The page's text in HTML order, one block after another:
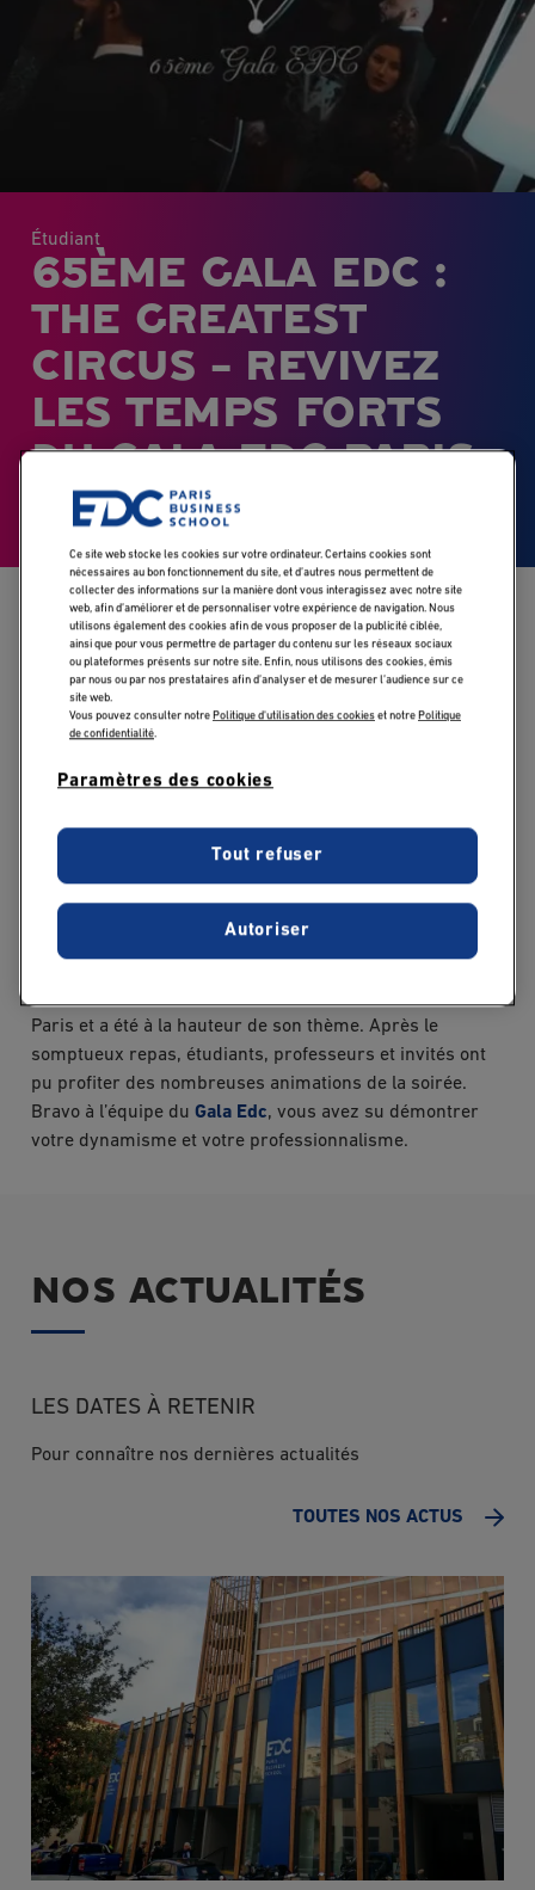
Étudiant
65ÈME GALA EDC :
THE GREATEST
CIRCUS – REVIVEZ
LES TEMPS FORTS
DU GALA EDC PARIS
BUSINESS SCHOOL.
Accueil Nos actualités 65ÈME GALA EDC : THE GREATEST CIRCUS –
Publicado: 30/04/2019|Actualizado:
Le Gala 2019 sous le thème de The Greatest Circus.
C’est une tradition, même plus, une institution ! Le Gala
EDC Paris Business School est organisé dans des lieux à
chaque fois différents mais tous aussi prestigieux les
Paris et a été à la hauteur de son thème. Après le
somptueux repas, étudiants, professeurs et invités ont
pu profiter des nombreuses animations de la soirée.
Bravo à l’équipe du Gala Edc, vous avez su démontrer
votre dynamisme et votre professionnalisme.
NOS ACTUALITÉS
LES DATES À RETENIR
Pour connaître nos dernières actualités
TOUTES NOS ACTUS
Ce site web stocke les cookies sur votre ordinateur. Certains cookies sont
nécessaires au bon fonctionnement du site, et d’autres nous permettent de
collecter des informations sur la manière dont vous interagissez avec notre site
web, afin d’améliorer et de personnaliser votre expérience de navigation. Nous
utilisons également des cookies afin de vous proposer de la publicité ciblée,
ainsi que pour vous permettre de partager du contenu sur les réseaux sociaux
ou plateformes présents sur notre site. Enfin, nous utilisons des cookies, émis
par nous ou par nos prestataires afin d’analyser et de mesurer l’audience sur ce
site web.
Vous pouvez consulter notrePolitique d'utilisation des cookieset notrePolitique
de confidentialité.
Paramètres des cookies
Tout refuser
Autoriser